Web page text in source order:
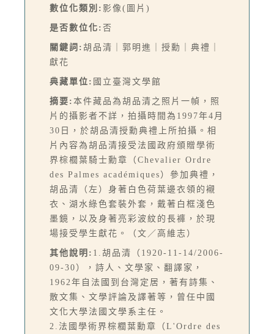
數位化類別: 影像(圖片)
是否數位化: 否
關鍵詞: 胡品清｜郭明進｜授勳｜典禮｜
獻花
典藏單位: 國立臺灣文學館
摘要: 本件藏品為胡品清之照片一幀，照
片的攝影者不詳，拍攝時間為1997年4月
30日，於胡品清授勳典禮上所拍攝。相
片內容為胡品清接受法國政府頒贈學術
界棕櫚葉騎士勳章（Chevalier Ordre
des Palmes académiques）參加典禮，
胡品清（左）身著白色荷葉邊衣領的襯
衣、湖水綠色套裝外套，戴著白框淺色
墨鏡，以及身著亮彩波紋的長褲，於現
場接受學生獻花。（文／高維志）
其他說明: 1.胡品清（1920-11-14/2006-
09-30），詩人、文學家、翻譯家，
1962年自法國到台灣定居，著有詩集、
散文集、文學評論及譯著等，曾任中國
文化大學法國文學系主任。
2.法國學術界棕櫚葉勳章（L'Ordre des